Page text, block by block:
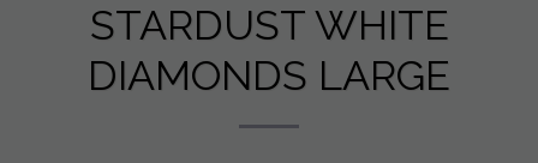
STARDUST WHITE
DIAMONDS LARGE